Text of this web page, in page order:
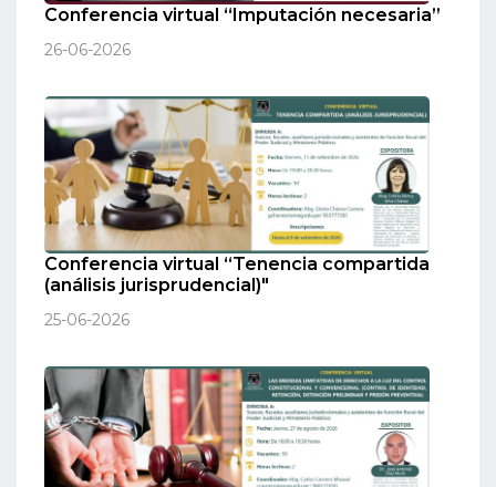
Conferencia virtual “Imputación necesaria”
26-06-2026
Conferencia virtual “Tenencia compartida
(análisis jurisprudencial)"
25-06-2026